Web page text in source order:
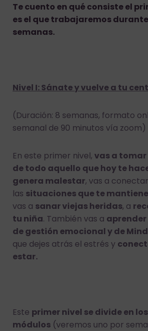
Te cuento en qué consiste el
es el que trabajaremos
semanas.
Nivel I: Sánate y vuelve a tu
(Duración: 8 semanas, formato
semanal de 90 minutos vía zoom)
En este primer nivel, vas a
de todo aquello que hoy te
genera malestar, vas a
las situaciones que te
vas a sanar viejas heridas, a
tu niña. También vas a
de gestión emocional y de
que dejes atrás el estrés y
estar.
Este primer nivel se divide en
módulos (veremos uno por